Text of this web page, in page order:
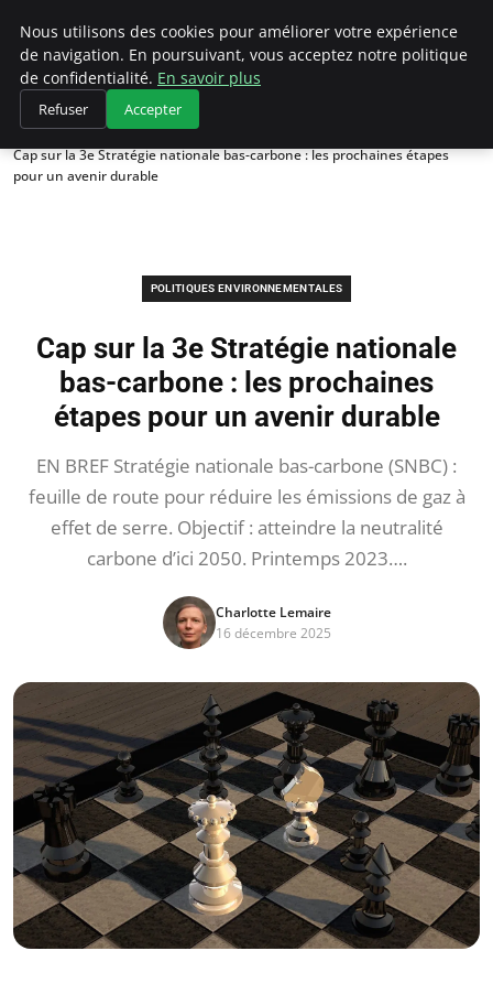
Climategatecountryclub.com
Accueil
Politiques environnementales
Cap sur la 3e Stratégie nationale bas-carbone : les prochaines étapes
pour un avenir durable
POLITIQUES ENVIRONNEMENTALES
Cap sur la 3e Stratégie nationale
bas-carbone : les prochaines
étapes pour un avenir durable
EN BREF Stratégie nationale bas-carbone (SNBC) :
feuille de route pour réduire les émissions de gaz à
effet de serre. Objectif : atteindre la neutralité
carbone d’ici 2050. Printemps 2023….
Charlotte Lemaire
16 décembre 2025
Nous utilisons des cookies pour améliorer votre expérience
de navigation. En poursuivant, vous acceptez notre politique
de confidentialité. En savoir plus
Refuser Accepter